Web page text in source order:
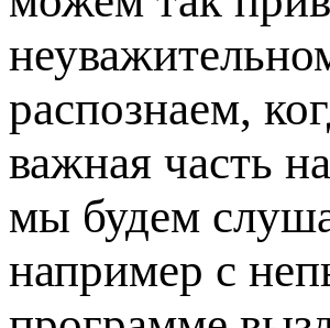
распознаем,
важная часть
мы будем
например с